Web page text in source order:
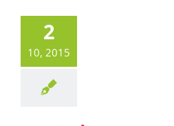
2
10, 2015